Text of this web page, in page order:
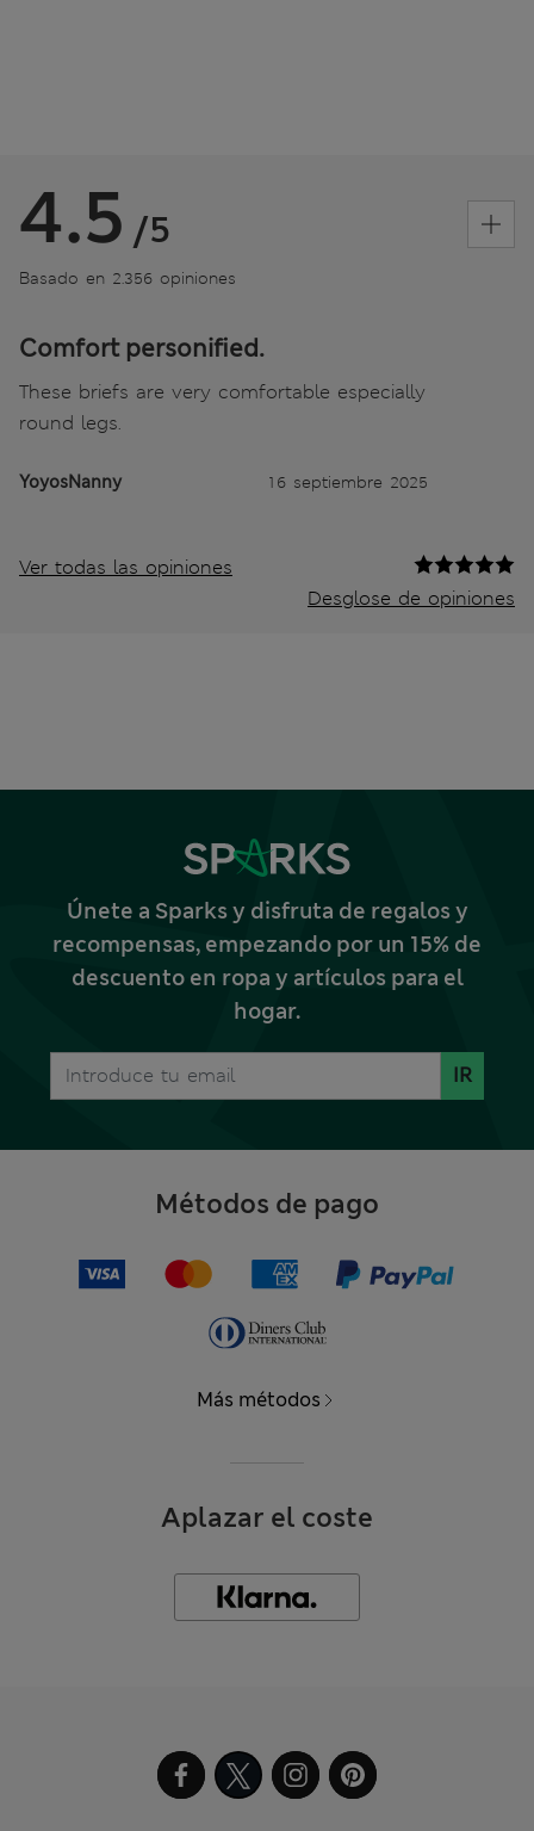
4.5 /5
Basado en 2.356 opiniones
Comfort personified.
These briefs are very comfortable especially
round legs.
YoyosNanny 16 septiembre 2025
Ver todas las opiniones
Desglose de opiniones
Únete a Sparks y disfruta de regalos y
recompensas, empezando por un 15% de
descuento en ropa y artículos para el
hogar.
IR
Métodos de pago
Más métodos
Aplazar el coste